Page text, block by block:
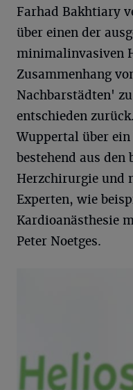
Farhad Bakhtiary
über einen der
minimalinvasiven
Zusammenhang
Nachbarstädten'
entschieden
Wuppertal über
bestehend aus
Herzchirurgie und
Experten, wie
Kardioanästhesie
Peter Noetges.